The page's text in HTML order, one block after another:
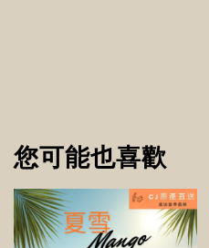
您可能也喜歡